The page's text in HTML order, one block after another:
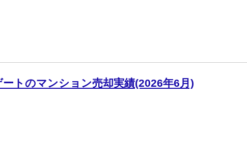
トのマンション売却実績(2026年6月)